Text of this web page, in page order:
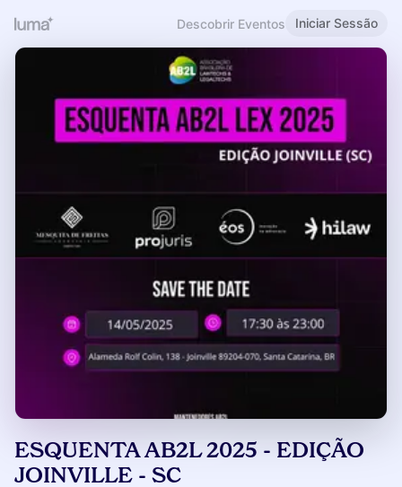
Descobrir Eventos Iniciar Sessão
ESQUENTA AB2L 2025 - EDIÇÃO
JOINVILLE - SC